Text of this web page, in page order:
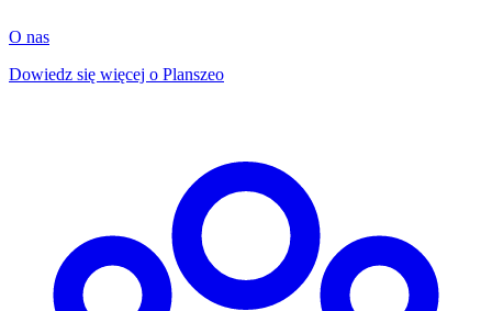
O nas
Dowiedz się więcej o Planszeo